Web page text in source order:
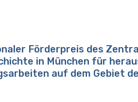
Förderpreis des
in München für
auf dem Gebiet